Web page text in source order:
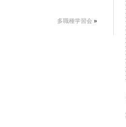
多職種学習会 »